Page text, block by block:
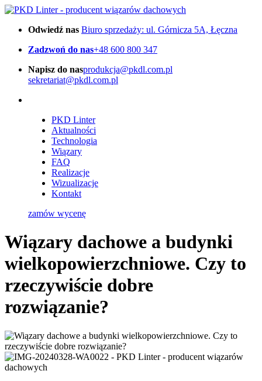
Odwiedź nas Biuro sprzedaży: ul. Górnicza 5A, Łęczna
Zadzwoń do nas+48 600 800 347
Napisz do nasprodukcja@pkdl.com.pl
sekretariat@pkdl.com.pl
PKD Linter
Aktualności
Technologia
Wiązary
FAQ
Realizacje
Wizualizacje
Kontakt
zamów wycenę
Wiązary dachowe a budynki
wielkopowierzchniowe. Czy to
rzeczywiście dobre
rozwiązanie?